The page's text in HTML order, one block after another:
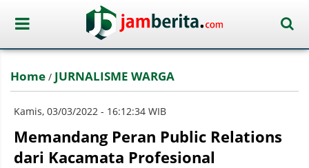
Home / JURNALISME WARGA
Kamis, 03/03/2022 - 16:12:34 WIB
Memandang Peran Public Relations
dari Kacamata Profesional